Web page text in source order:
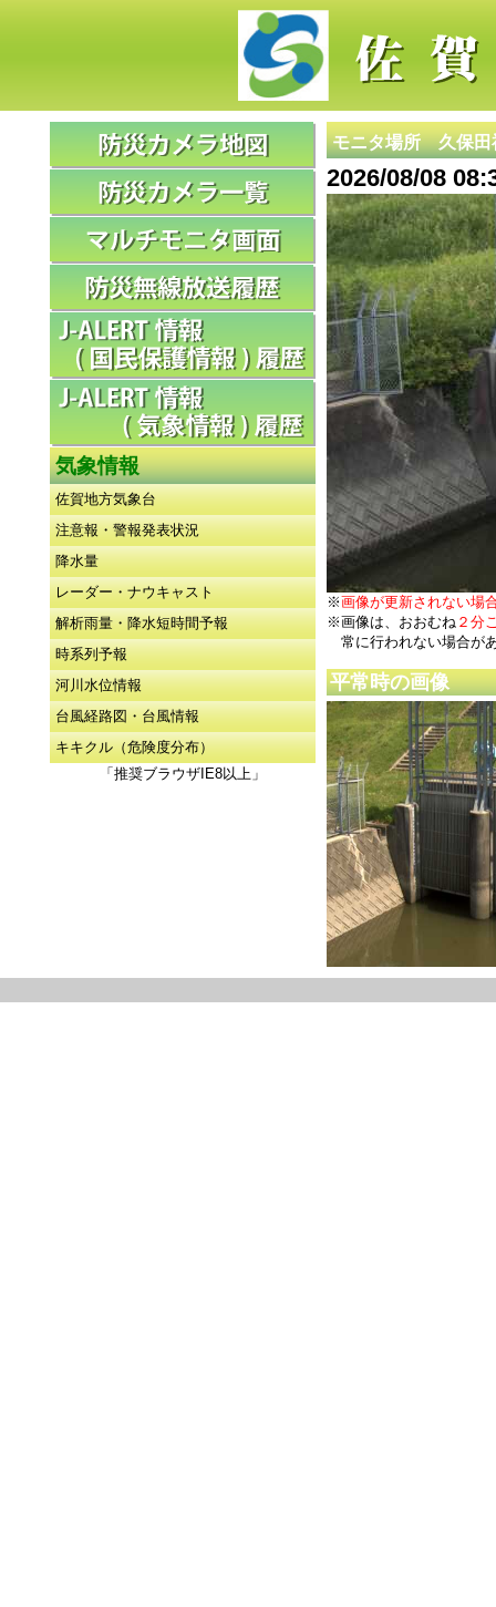
気象情報
佐賀地方気象台
注意報・警報発表状況
降水量
レーダー・ナウキャスト
解析雨量・降水短時間予報
時系列予報
河川水位情報
台風経路図・台風情報
キキクル（危険度分布）
「推奨ブラウザIE8以上」
モニタ場所 久保田
2026/08/08
※画像が更新されない場
※画像は、おおむね ２分
常に行われない場合が
平常時の画像